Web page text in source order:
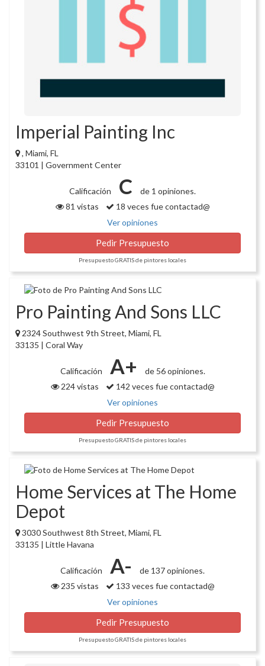
Imperial Painting Inc
, Miami, FL
33101 | Government Center
Calificación C
de 1 opiniones.
81 vistas
18 veces fue contactad@
Ver opiniones
Pedir Presupuesto
Presupuesto GRATIS de pintores locales
Pro Painting And Sons LLC
2324 Southwest 9th Street, Miami, FL
33135 | Coral Way
Calificación A+
de 56 opiniones.
224 vistas
142 veces fue contactad@
Ver opiniones
Pedir Presupuesto
Presupuesto GRATIS de pintores locales
Home Services at The Home
Depot
3030 Southwest 8th Street, Miami, FL
33135 | Little Havana
Calificación A-
de 137 opiniones.
235 vistas
133 veces fue contactad@
Ver opiniones
Pedir Presupuesto
Presupuesto GRATIS de pintores locales